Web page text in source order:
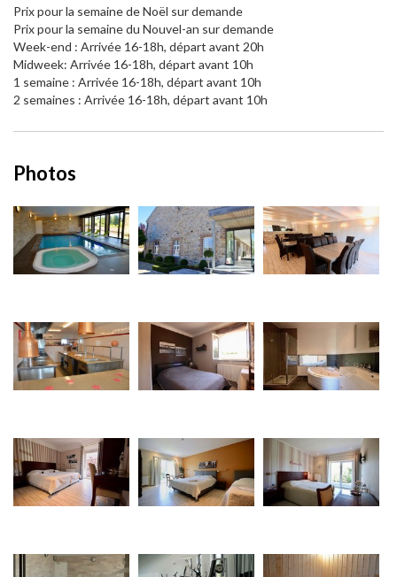
Prix pour la semaine de Noël sur demande
Prix pour la semaine du Nouvel-an sur demande
Week-end : Arrivée 16-18h, départ avant 20h
Midweek: Arrivée 16-18h, départ avant 10h
1 semaine : Arrivée 16-18h, départ avant 10h
2 semaines : Arrivée 16-18h, départ avant 10h
Photos